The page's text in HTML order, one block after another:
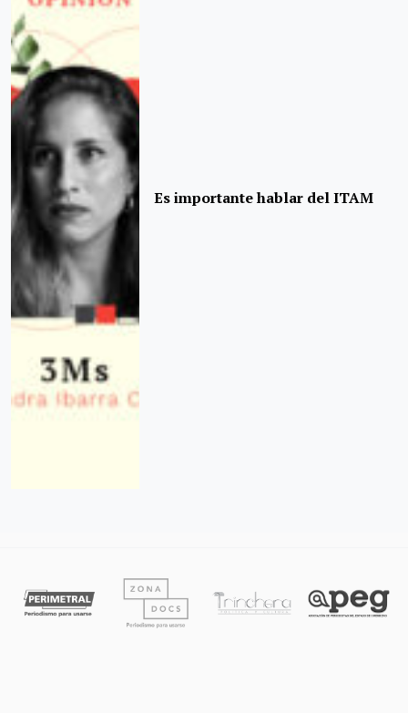
Es importante hablar del ITAM